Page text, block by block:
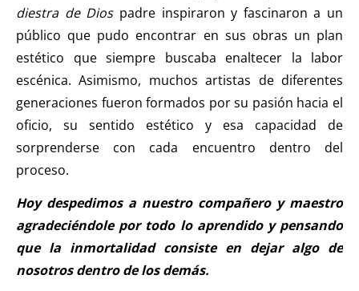
diestra de Diospadre inspiraron y fascinaron a un
público que pudo encontrar en sus obras un plan
estético que siempre buscaba enaltecer la labor
escénica. Asimismo, muchos artistas de diferentes
generaciones fueron formados por su pasión hacia el
oficio, su sentido estético y esa capacidad de
sorprenderse con cada encuentro dentro del
proceso.
Hoy despedimos a nuestro compañero y maestro
agradeciéndole por todo lo aprendido y pensando
que la inmortalidad consiste en dejar algo de
nosotros dentro de los demás.